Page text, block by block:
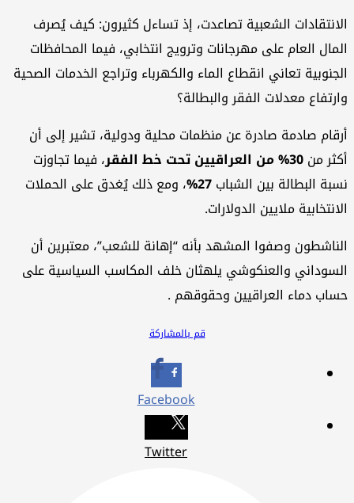
الانتقادات الشعبية تصاعدت، إذ تساءل كثيرون: كيف يُصرف
المال العام على مهرجانات وترويج انتخابي، فيما المحافظات
الجنوبية تعاني انقطاع الماء والكهرباء وتراجع الخدمات الصحية
وارتفاع معدلات الفقر والبطالة؟
أرقام صادمة صادرة عن منظمات محلية ودولية، تشير إلى أن
أكثر من30% من العراقيين تحت خط الفقر
، فيما تجاوزت
نسبة البطالة بين الشباب27% ، ومع ذلك يُغدق على الحملات
الانتخابية ملايين الدولارات.
الناشطون وصفوا المشهد بأنه “إهانة للشعب”، معتبرين أن
السوداني والعنكوشي يلهثان خلف المكاسب السياسية على
حساب دماء العراقيين وحقوقهم .
قم بالمشاركة
Facebook
Twitter